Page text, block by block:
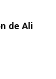
de Ali